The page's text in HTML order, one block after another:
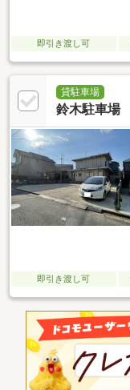
即引き渡し可
貸駐車場
鈴木駐車場
即引き渡し可